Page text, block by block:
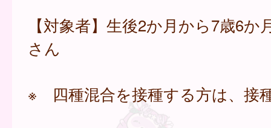
【対象者】生後2か月から7歳6か
さん
※ 四種混合を接種する方は、接